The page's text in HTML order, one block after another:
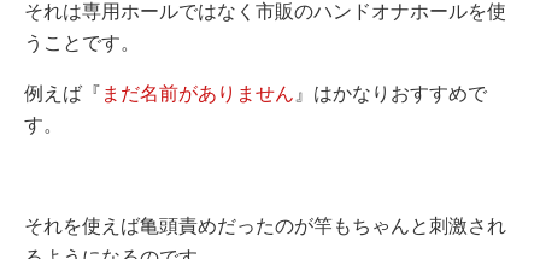
それは専用ホールではなく市販のハンドオナホールを使
うことです。
例えば『 まだ名前がありません 』はかなりおすすめで
す。
それを使えば亀頭責めだったのが竿もちゃんと刺激され